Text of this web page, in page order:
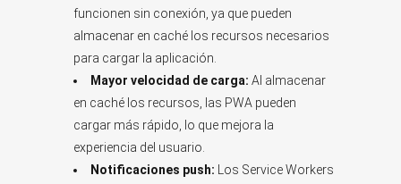
funcionen sin conexión, ya que pueden
almacenar en caché los recursos necesarios
para cargar la aplicación.
Mayor velocidad de carga: Al almacenar
en caché los recursos, las PWA pueden
cargar más rápido, lo que mejora la
experiencia del usuario.
Notificaciones push: Los Service Workers